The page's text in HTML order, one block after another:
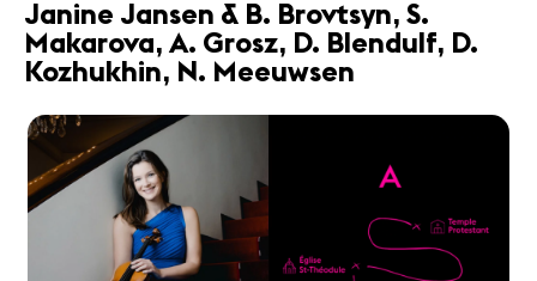
Janine Jansen & B. Brovtsyn, S.
Makarova, A. Grosz, D. Blendulf, D.
Kozhukhin, N. Meeuwsen